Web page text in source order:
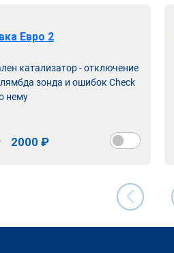
Евро 2
катализатор - отключение
зонда и ошибок Check
нему
2000 ₽